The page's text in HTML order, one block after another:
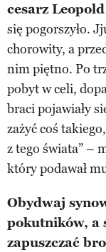
cesarz
się pogorszyło.
chorowity, a
nim piętno. Po
pobyt w celi,
braci pojawiały
zażyć coś
z tego świata” –
który podawał
Obydwaj
pokutników, a
zapuszczać